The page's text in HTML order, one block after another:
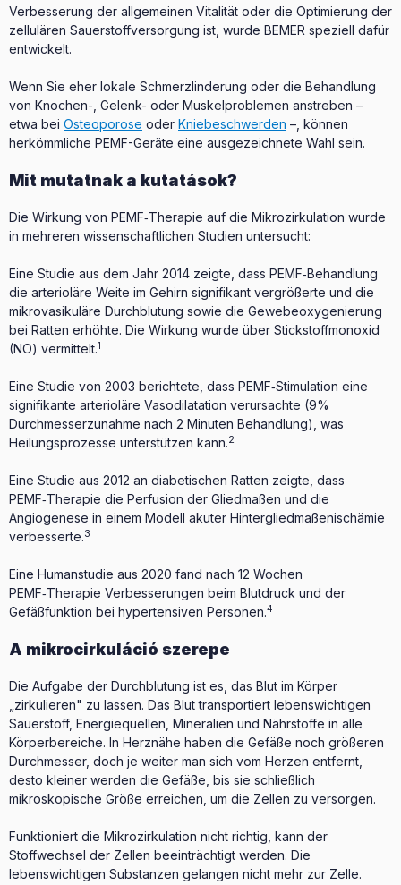
Verbesserung der allgemeinen Vitalität oder die Optimierung der
zellulären Sauerstoffversorgung ist, wurde BEMER speziell dafür
entwickelt.
Wenn Sie eher lokale Schmerzlinderung oder die Behandlung
von Knochen-, Gelenk- oder Muskelproblemen anstreben –
etwa bei Osteoporose oder Kniebeschwerden –, können
herkömmliche PEMF-Geräte eine ausgezeichnete Wahl sein.
Mit mutatnak a kutatások?
Die Wirkung von PEMF‑Therapie auf die Mikrozirkulation wurde
in mehreren wissenschaftlichen Studien untersucht:
Eine Studie aus dem Jahr 2014 zeigte, dass PEMF‑Behandlung
die arterioläre Weite im Gehirn signifikant vergrößerte und die
mikrovasikuläre Durchblutung sowie die Gewebeoxygenierung
bei Ratten erhöhte. Die Wirkung wurde über Stickstoffmonoxid
(NO) vermittelt.1
Eine Studie von 2003 berichtete, dass PEMF‑Stimulation eine
signifikante arterioläre Vasodilatation verursachte (9%
Durchmesserzunahme nach 2 Minuten Behandlung), was
Heilungsprozesse unterstützen kann.2
Eine Studie aus 2012 an diabetischen Ratten zeigte, dass
PEMF‑Therapie die Perfusion der Gliedmaßen und die
Angiogenese in einem Modell akuter Hintergliedmaßenischämie
verbesserte.3
Eine Humanstudie aus 2020 fand nach 12 Wochen
PEMF‑Therapie Verbesserungen beim Blutdruck und der
Gefäßfunktion bei hypertensiven Personen.4
A mikrocirkuláció szerepe
Die Aufgabe der Durchblutung ist es, das Blut im Körper
„zirkulieren" zu lassen. Das Blut transportiert lebenswichtigen
Sauerstoff, Energiequellen, Mineralien und Nährstoffe in alle
Körperbereiche. In Herznähe haben die Gefäße noch größeren
Durchmesser, doch je weiter man sich vom Herzen entfernt,
desto kleiner werden die Gefäße, bis sie schließlich
mikroskopische Größe erreichen, um die Zellen zu versorgen.
Funktioniert die Mikrozirkulation nicht richtig, kann der
Stoffwechsel der Zellen beeinträchtigt werden. Die
lebenswichtigen Substanzen gelangen nicht mehr zur Zelle.